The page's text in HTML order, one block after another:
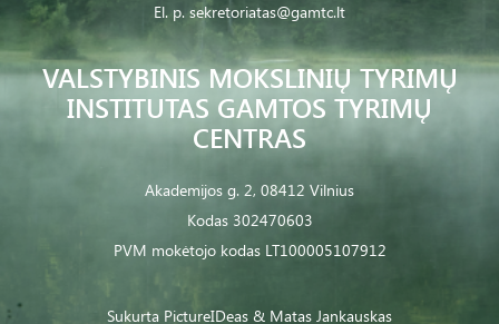
VALSTYBINIS MOKSLINIŲ TYRIMŲ
INSTITUTAS GAMTOS TYRIMŲ
CENTRAS
Akademijos g. 2, 08412 Vilnius
Kodas 302470603
PVM mokėtojo kodas LT100005107912
El. p. sekretoriatas@gamtc.lt
Sukurta PictureIDeas & Matas Jankauskas